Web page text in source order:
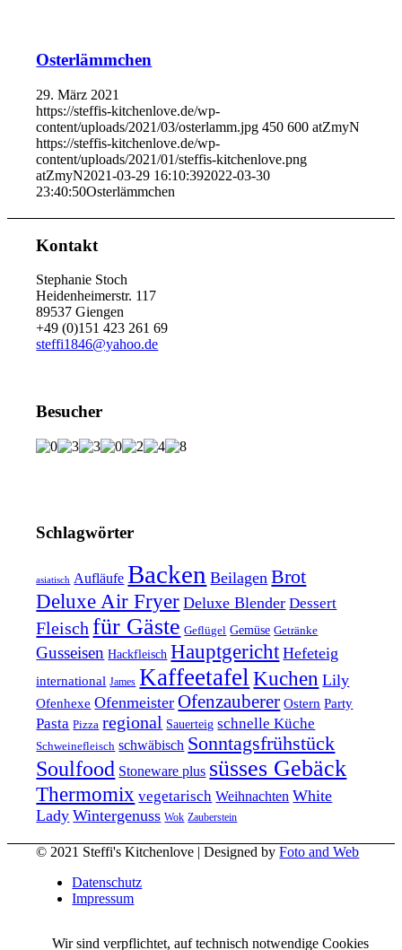
Osterlämmchen
29. März 2021
https://steffis-kitchenlove.de/wp-
content/uploads/2021/03/osterlamm.jpg 450 600 atZmyN
https://steffis-kitchenlove.de/wp-
content/uploads/2021/01/steffis-kitchenlove.png
atZmyN2021-03-29 16:10:392022-03-30
23:40:50Osterlämmchen
Kontakt
Stephanie Stoch
Heidenheimerstr. 117
89537 Giengen
+49 (0)151 423 261 69
steffi1846@yahoo.de
Besucher
Schlagwörter
asiatisch Aufläufe Backen Beilagen Brot
Deluxe Air Fryer Deluxe Blender Dessert
Fleisch für Gäste Geflügel Gemüse Getränke
Gusseisen Hackfleisch Hauptgericht Hefeteig
international James Kaffeetafel Kuchen Lily
Ofenhexe Ofenmeister Ofenzauberer Ostern Party
Pasta Pizza regional Sauerteig schnelle Küche
Schweinefleisch schwäbisch Sonntagsfrühstück
Soulfood Stoneware plus süsses Gebäck
Thermomix vegetarisch Weihnachten White
Lady Wintergenuss Wok Zauberstein
© 2021 Steffi's Kitchenlove | Designed byFoto and Web
Datenschutz
Impressum
Wir sind verpflichtet, auf technisch notwendige Cookies